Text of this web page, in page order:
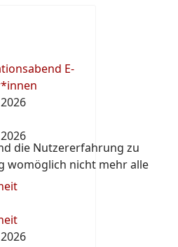
E-
die Nutzererfahrung zu
womöglich nicht mehr alle